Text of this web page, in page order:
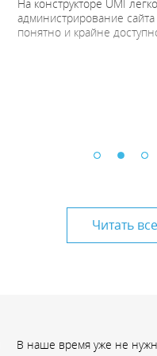
На конструкторе UMI
администрирование
понятно и крайне
Читать
В наше время уже не